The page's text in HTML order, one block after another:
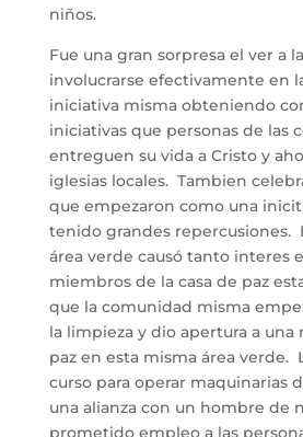
niños.
Fue una gran sorpresa el ver a
involucrarse efectivamente en
iniciativa misma obteniendo
iniciativas que personas de las
entreguen su vida a Cristo y
iglesias locales. Tambien
que empezaron como una
tenido grandes repercusiones.
área verde causó tanto interes
miembros de la casa de paz
que la comunidad misma
la limpieza y dio apertura a una
paz en esta misma área verde.
curso para operar maquinarias
una alianza con un hombre de
prometido empleo a las